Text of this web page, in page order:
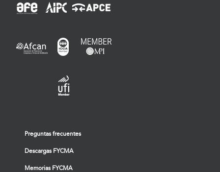
Preguntas frecuentes
Descargas FYCMA
Memorias FYCMA